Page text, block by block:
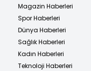
Magazin Haberleri
Spor Haberleri
Dünya Haberleri
Sağlık Haberleri
Kadın Haberleri
Teknoloji Haberleri